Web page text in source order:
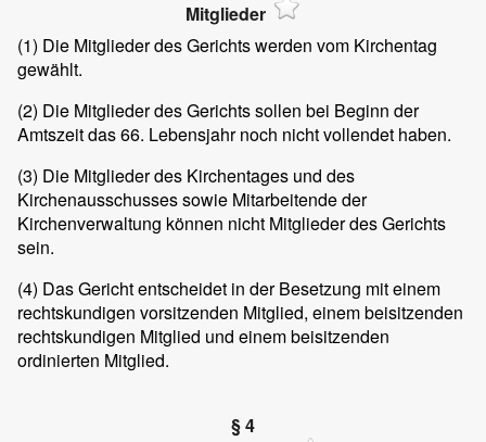
Mitglieder
(1) Die Mitglieder des Gerichts werden vom Kirchentag
gewählt.
(2) Die Mitglieder des Gerichts sollen bei Beginn der
Amtszeit das 66. Lebensjahr noch nicht vollendet haben.
(3) Die Mitglieder des Kirchentages und des
Kirchenausschusses sowie Mitarbeitende der
Kirchenverwaltung können nicht Mitglieder des Gerichts
sein.
(4) Das Gericht entscheidet in der Besetzung mit einem
rechtskundigen vorsitzenden Mitglied, einem beisitzenden
rechtskundigen Mitglied und einem beisitzenden
ordinierten Mitglied.
§ 4